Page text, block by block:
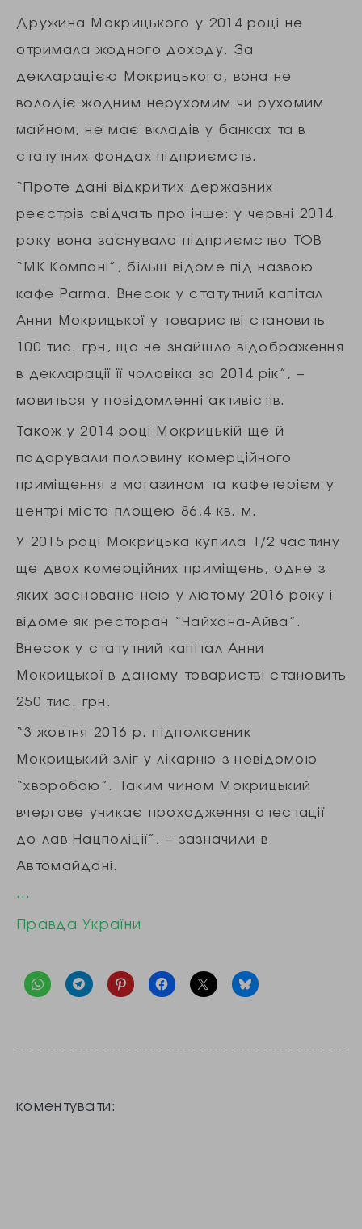
Дружина Мокрицького у 2014 році не
отримала жодного доходу. За
декларацією Мокрицького, вона не
володіє жодним нерухомим чи рухомим
майном, не має вкладів у банках та в
статутних фондах підприємств.
“Проте дані відкритих державних
реєстрів свідчать про інше: у червні 2014
року вона заснувала підприємство ТОВ
“МК Компані”, більш відоме під назвою
кафе Parma. Внесок у статутний капітал
Анни Мокрицької у товаристві становить
100 тис. грн, що не знайшло відображення
в декларації її чоловіка за 2014 рік”, –
мовиться у повідомленні активістів.
Також у 2014 році Мокрицькій ще й
подарували половину комерційного
приміщення з магазином та кафетерієм у
центрі міста площею 86,4 кв. м.
У 2015 році Мокрицька купила 1/2 частину
ще двох комерційних приміщень, одне з
яких засноване нею у лютому 2016 року і
відоме як ресторан “Чайхана-Айва”.
Внесок у статутний капітал Анни
Мокрицької в даному товаристві становить
250 тис. грн.
“3 жовтня 2016 р. підполковник
Мокрицький зліг у лікарню з невідомою
“хворобою”. Таким чином Мокрицький
вчергове уникає проходження атестації
до лав Нацполіції”, – зазначили в
Автомайдані.
…
Правда України
коментувати: